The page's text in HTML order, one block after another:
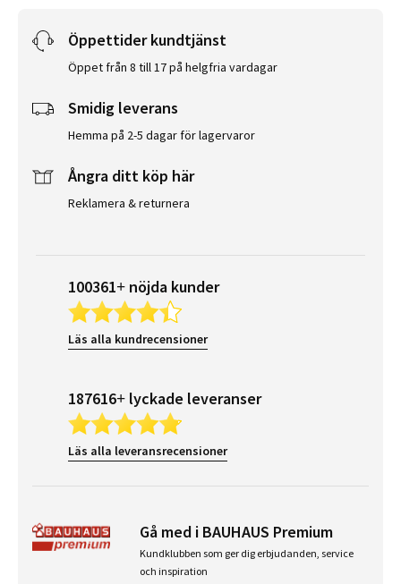
Öppettider kundtjänst
Öppet från 8 till 17 på helgfria vardagar
Smidig leverans
Hemma på 2-5 dagar för lagervaror
Ångra ditt köp här
Reklamera & returnera
100361+ nöjda kunder
Läs alla kundrecensioner
187616+ lyckade leveranser
Läs alla leveransrecensioner
Gå med i BAUHAUS Premium
Kundklubben som ger dig erbjudanden, service
och inspiration